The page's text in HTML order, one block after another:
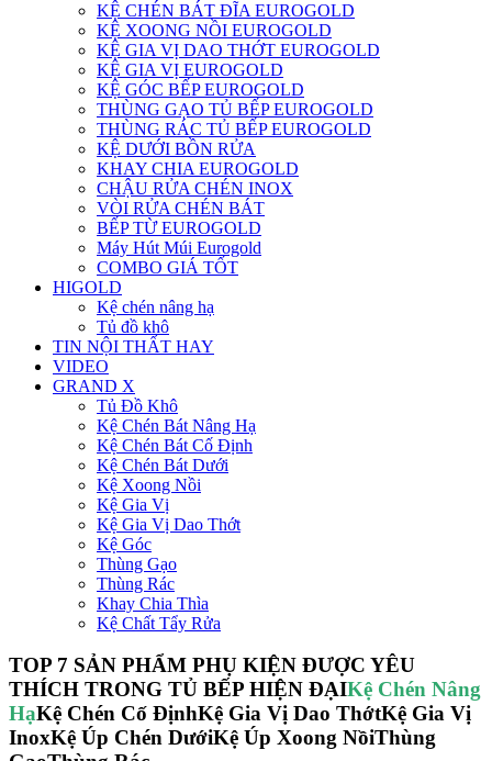
KỆ CHÉN BÁT ĐĨA EUROGOLD
KỆ XOONG NỒI EUROGOLD
KỆ GIA VỊ DAO THỚT EUROGOLD
KỆ GIA VỊ EUROGOLD
KỆ GÓC BẾP EUROGOLD
THÙNG GẠO TỦ BẾP EUROGOLD
THÙNG RÁC TỦ BẾP EUROGOLD
KỆ DƯỚI BỒN RỬA
KHAY CHIA EUROGOLD
CHẬU RỬA CHÉN INOX
VÒI RỬA CHÉN BÁT
BẾP TỪ EUROGOLD
Máy Hút Múi Eurogold
COMBO GIÁ TỐT
HIGOLD
Kệ chén nâng hạ
Tủ đồ khô
TIN NỘI THẤT HAY
VIDEO
GRAND X
Tủ Đồ Khô
Kệ Chén Bát Nâng Hạ
Kệ Chén Bát Cố Định
Kệ Chén Bát Dưới
Kệ Xoong Nồi
Kệ Gia Vị
Kệ Gia Vị Dao Thớt
Kệ Góc
Thùng Gạo
Thùng Rác
Khay Chia Thìa
Kệ Chất Tẩy Rửa
TOP 7 SẢN PHẨM PHỤ KIỆN ĐƯỢC YÊU
THÍCH TRONG TỦ BẾP HIỆN ĐẠIKệ Chén Nâng
HạKệ Chén Cố ĐịnhKệ Gia Vị Dao ThớtKệ Gia Vị
InoxKệ Úp Chén DướiKệ Úp Xoong NồiThùng